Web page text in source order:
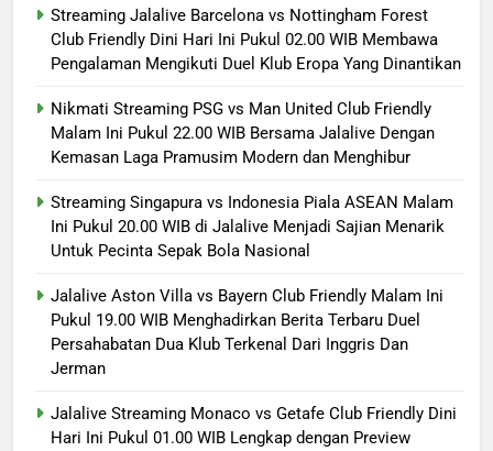
Streaming Jalalive Barcelona vs Nottingham Forest
Club Friendly Dini Hari Ini Pukul 02.00 WIB Membawa
Pengalaman Mengikuti Duel Klub Eropa Yang Dinantikan
Nikmati Streaming PSG vs Man United Club Friendly
Malam Ini Pukul 22.00 WIB Bersama Jalalive Dengan
Kemasan Laga Pramusim Modern dan Menghibur
Streaming Singapura vs Indonesia Piala ASEAN Malam
Ini Pukul 20.00 WIB di Jalalive Menjadi Sajian Menarik
Untuk Pecinta Sepak Bola Nasional
Jalalive Aston Villa vs Bayern Club Friendly Malam Ini
Pukul 19.00 WIB Menghadirkan Berita Terbaru Duel
Persahabatan Dua Klub Terkenal Dari Inggris Dan
Jerman
Jalalive Streaming Monaco vs Getafe Club Friendly Dini
Hari Ini Pukul 01.00 WIB Lengkap dengan Preview